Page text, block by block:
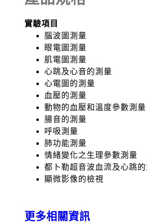
實驗項目
腦波圖測量
眼電圖測量
肌電圖測量
心跳及心音的測量
心電圖的測量
血壓的測量
動物的血壓和溫度參數測量
腸音的測量
呼吸測量
肺功能測量
情緒變化之生理參數測量
都卜勒超音波血流及心跳
顯微影像的檢視
更多相關資訊